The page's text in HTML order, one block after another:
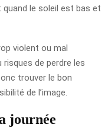
le soleil est bas et
violent ou mal
de perdre les
trouver le bon
de l’image.
journée